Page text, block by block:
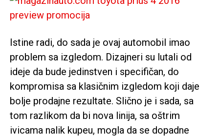
Istine radi, do sada je ovaj automobil imao
problem sa izgledom. Dizajneri su lutali od
ideje da bude jedinstven i specifičan, do
kompromisa sa klasičnim izgledom koji daje
bolje prodajne rezultate. Slično je i sada, sa
tom razlikom da bi nova linija, sa oštrim
ivicama nalik kupeu, mogla da se dopadne